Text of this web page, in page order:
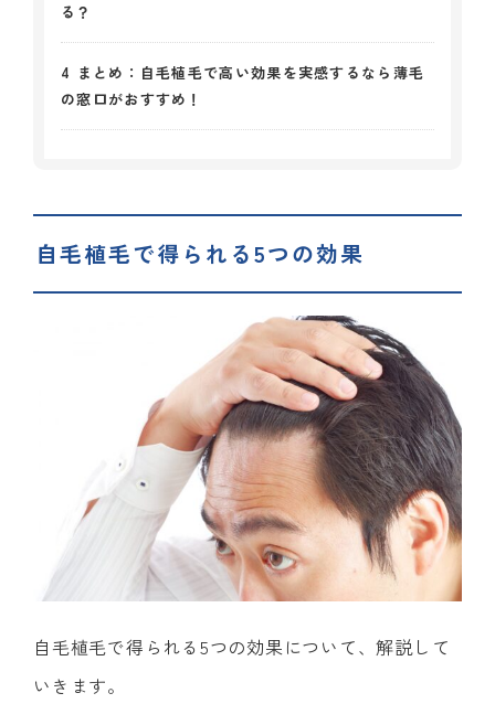
る？
4 まとめ：自毛植毛で高い効果を実感するなら薄毛
の窓口がおすすめ！
自毛植毛で得られる5つの効果
自毛植毛で得られる5つの効果について、解説して
いきます。